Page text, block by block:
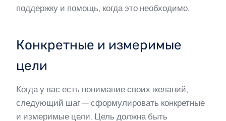
поддержку и помощь, когда это необходимо.
Конкретные и измеримые
цели
Когда у вас есть понимание своих желаний,
следующий шаг — сформулировать конкретные
и измеримые цели. Цель должна быть